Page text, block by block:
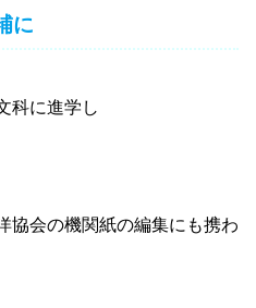
に
科に進学し
協会の機関紙の編集にも携わ